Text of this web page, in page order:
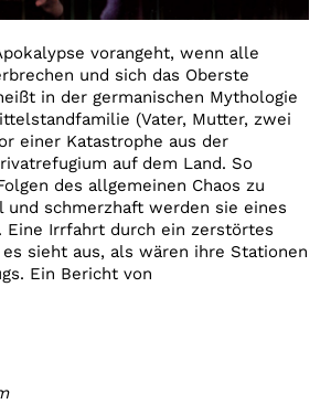
vorangeht, wenn alle
und sich das Oberste
in der germanischen Mythologie
(Vater, Mutter, zwei
einer Katastrophe aus der
auf dem Land. So
des allgemeinen Chaos zu
und schmerzhaft werden sie eines
Eine Irrfahrt durch ein zerstörtes
sieht aus, als wären ihre Stationen
Ein Bericht von